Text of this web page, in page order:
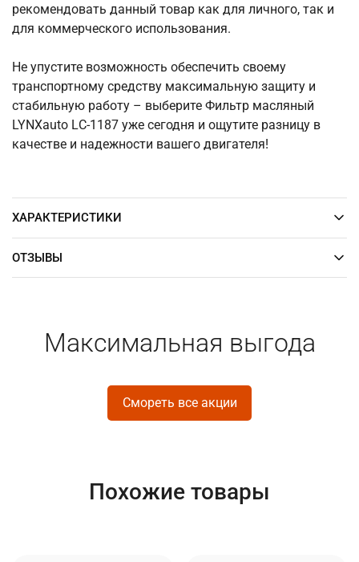
рекомендовать данный товар как для личного, так и
для коммерческого использования.
Не упустите возможность обеспечить своему
транспортному средству максимальную защиту и
стабильную работу – выберите Фильтр масляный
LYNXauto LС-1187 уже сегодня и ощутите разницу в
качестве и надежности вашего двигателя!
ХАРАКТЕРИСТИКИ
ОТЗЫВЫ
Максимальная выгода
Смореть все акции
Похожие товары